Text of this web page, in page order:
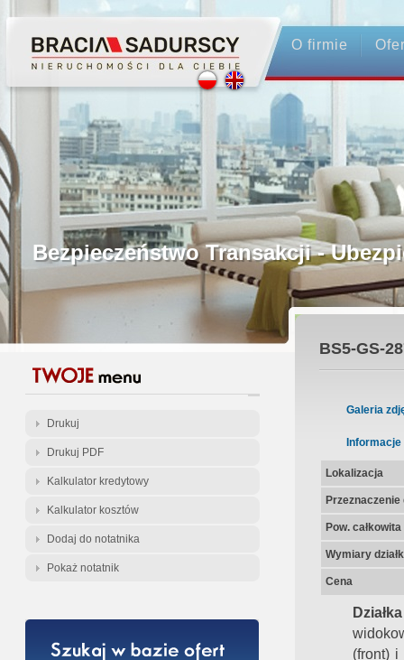
O firmie
Profesjonalne Pośrednictwo
Bezpieczeństwo Transakcji -
Licencjonowani Pośrednicy
Gwarancja Zwrotu Zadatku
Gratis - Przedwstępna Umowa
Drukuj
Drukuj PDF
Kalkulator kredytowy
Kalkulator kosztów
Dodaj do notatnika
Pokaż notatnik
BS5-GS-
Galeria
Informacje
Lokalizacja
Przeznaczenie
Pow.
Wymiary
Cena
(front) i